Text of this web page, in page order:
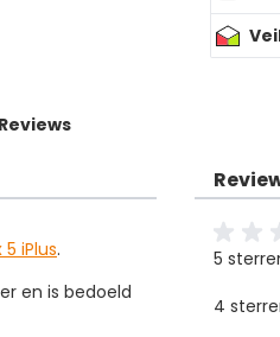
Reviews
iPlus.
en is bedoeld
5
4